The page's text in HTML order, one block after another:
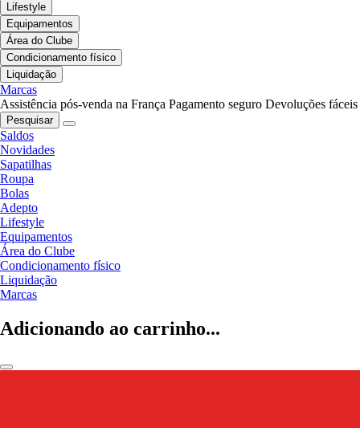
Lifestyle
Equipamentos
Área do Clube
Condicionamento físico
Liquidação
Marcas
Assistência pós-venda na França Pagamento seguro Devoluções fáceis
Pesquisar
Saldos
Novidades
Sapatilhas
Roupa
Bolas
Adepto
Lifestyle
Equipamentos
Área do Clube
Condicionamento físico
Liquidação
Marcas
Adicionando ao carrinho...